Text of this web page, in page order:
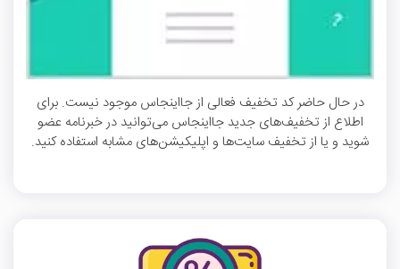
در حال حاضر کد تخفیف فعالی از جااینجاس موجود نیست. برای
اطلاع از تخفیف‌های جدید جااینجاس می‌توانید در خبرنامه عضو
شوید و یا از تخفیف سایت‌ها و اپلیکیشن‌های مشابه استفاده کنید.